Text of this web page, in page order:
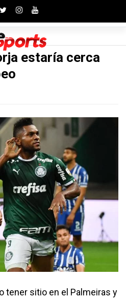
estaría cerca
tener sitio en el Palmeiras y